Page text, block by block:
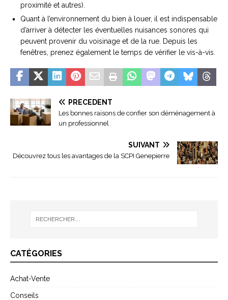
proximité et autres).
Quant à l’environnement du bien à louer, il est indispensable
d’arriver à détecter les éventuelles nuisances sonores qui
peuvent provenir du voisinage et de la rue. Depuis les
fenêtres, prenez également le temps de vérifier le vis-à-vis.
PRÉCÉDENT
Les bonnes raisons de confier son déménagement à
un professionnel
SUIVANT
Découvrez tous les avantages de la SCPI Genepierre
CATÉGORIES
Achat-Vente
Conseils